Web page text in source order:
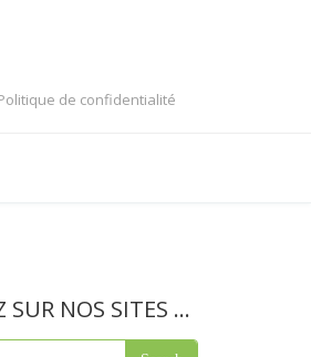
de confidentialité
SUR NOS SITES …